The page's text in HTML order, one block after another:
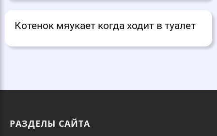
Котенок мяукает когда ходит в туалет
РАЗДЕЛЫ САЙТА